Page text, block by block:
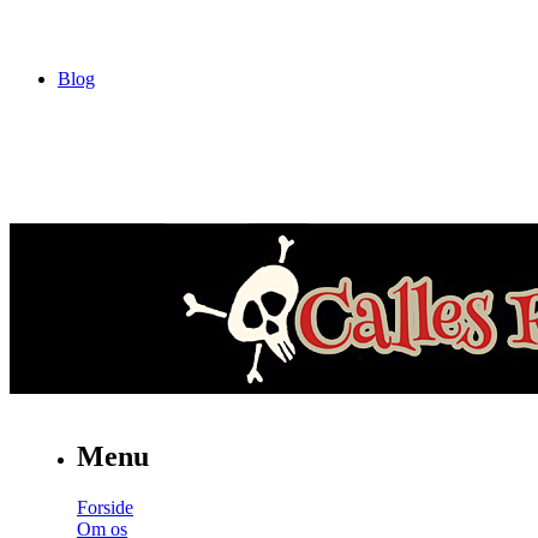
Blog
Menu
Forside
Om os